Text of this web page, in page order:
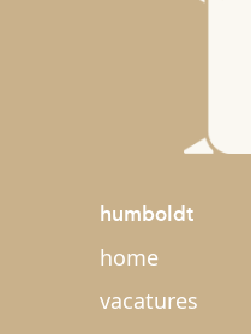
humboldt
home
vacatures